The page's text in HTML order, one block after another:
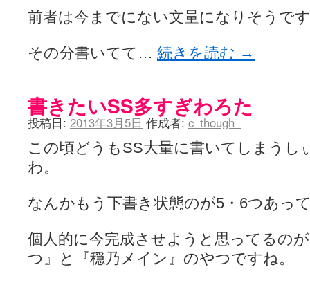
音を奏でて花が咲く - 咲-Saki- / 浩子「…あっ分かった 恐らくそうい
from A to K / [咲-saki-][麻雀ゲーム]【ゲーム】セガのMJシリーズで2年
紺フェス - 咲-Saki- / 【越谷SS】とろけそうな日 (15:31)
宮守大好き帳 / 告知
(13:04)
麻雀アニメ＆麻雀ゲームあれこれ / 厄介な相手だよ！ あんたは……
ばるのまーじゃん日和 - 咲-saki- / クリスマス！！そして…
ＳＳＳ（咲ＳＳ）感想ブログ / 【SSS】憩 -Kei- 全国編第２２局『流局
煌-Subara- - 咲-saki- / シノハユ感想
かえんだん - 咲-Saki- / 朱里「そげなこつ私がやっておきますから！」
ヤンデレ・狂気の百合SSブログ / 【咲-Saki-SS：久咲】そして私たち
迷子の坊やのみちくさ日記 / 【連載感想】宮永照についてのあれこれ
私的素敵ジャンク / [咲-Saki-] 咲-Saki-第168局［端緒］感想 (16:58)
前者は今までにない文量になりそうで
その分書いてて… 続きを読む →
書きたいSS多すぎわろた
投稿日: 2013年3月5日 作成者: c_though_
この頃どうもSS大量に書いてしまうし
わ。
なんかもう下書き状態のが5・6つあっ
個人的に今完成させようと思ってるの
つ』と『穏乃メイン』のやつですね。